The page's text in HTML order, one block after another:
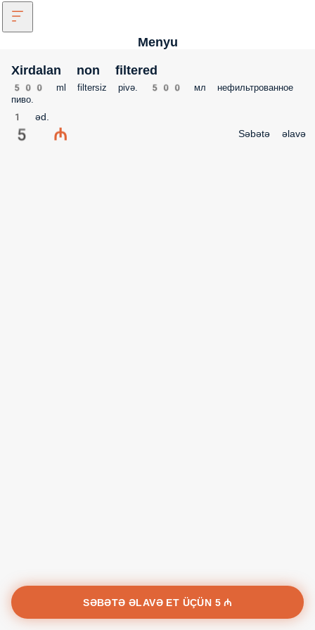
Menyu
Xirdalan non filtered
500 ml filtersiz pivə. 500 мл нефильтрованное пиво.
1 əd.
5 ₼
SƏBƏTƏ ƏLAVƏ ET ÜÇÜN 5 ₼